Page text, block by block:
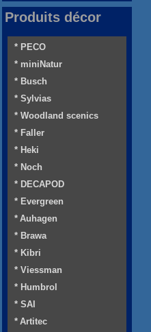
Produits décor
* PECO
* miniNatur
* Busch
* Sylvias
* Woodland scenics
* Faller
* Heki
* Noch
* DECAPOD
* Evergreen
* Auhagen
* Brawa
* Kibri
* Viessman
* Humbrol
* SAI
* Artitec